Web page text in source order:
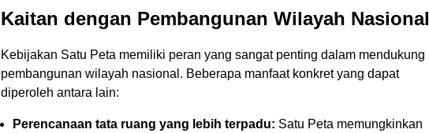
Kaitan dengan Pembangunan Wilayah Nasional
Kebijakan Satu Peta memiliki peran yang sangat penting dalam mendukung
pembangunan wilayah nasional. Beberapa manfaat konkret yang dapat
diperoleh antara lain:
Perencanaan tata ruang yang lebih terpadu: Satu Peta memungkinkan